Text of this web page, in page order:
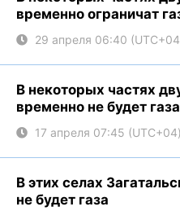
временно ограничат
29 апреля 06:40
В некоторых частях
временно не будет газа
17 апреля 07:45
В этих селах
не будет газа